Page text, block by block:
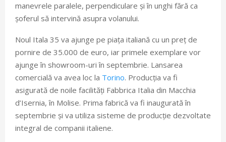
manevrele paralele, perpendiculare și în unghi fără ca
șoferul să intervină asupra volanului.
Noul Itala 35 va ajunge pe piața italiană cu un preț de
pornire de 35.000 de euro, iar primele exemplare vor
ajunge în showroom-uri în septembrie. Lansarea
comercială va avea loc la Torino. Producția va fi
asigurată de noile facilități Fabbrica Italia din Macchia
d’Isernia, în Molise. Prima fabrică va fi inaugurată în
septembrie și va utiliza sisteme de producție dezvoltate
integral de companii italiene.